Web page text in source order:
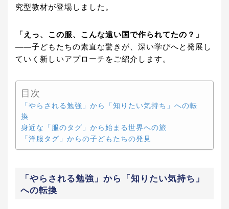
究型教材が登場しました。
「えっ、この服、こんな遠い国で作られてたの？」
——子どもたちの素直な驚きが、深い学びへと発展し
ていく新しいアプローチをご紹介します。
目次
「やらされる勉強」から「知りたい気持ち」への転
換
身近な「服のタグ」から始まる世界への旅
「洋服タグ」からの子どもたちの発見
「やらされる勉強」から「知りたい気持ち」
への転換